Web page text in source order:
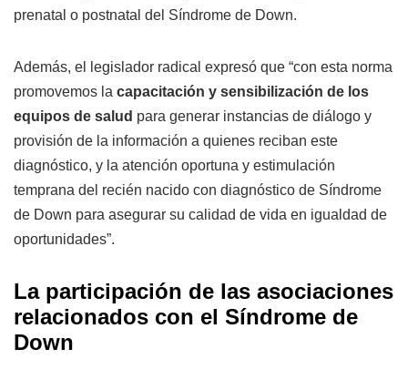
prenatal o postnatal del Síndrome de Down.
Además, el legislador radical expresó que “con esta norma
promovemos la capacitación y sensibilización de los
equipos de salud para generar instancias de diálogo y
provisión de la información a quienes reciban este
diagnóstico, y la atención oportuna y estimulación
temprana del recién nacido con diagnóstico de Síndrome
de Down para asegurar su calidad de vida en igualdad de
oportunidades”.
La participación de las asociaciones
relacionados con el Síndrome de
Down